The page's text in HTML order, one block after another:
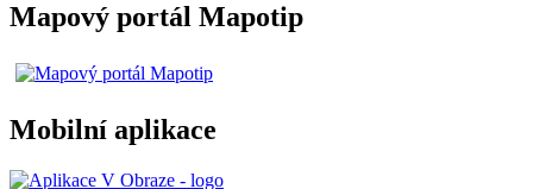
Mapový portál Mapotip
Mobilní aplikace